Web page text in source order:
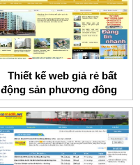
Thiết kế web giả rẻ bất
động sản phương đông